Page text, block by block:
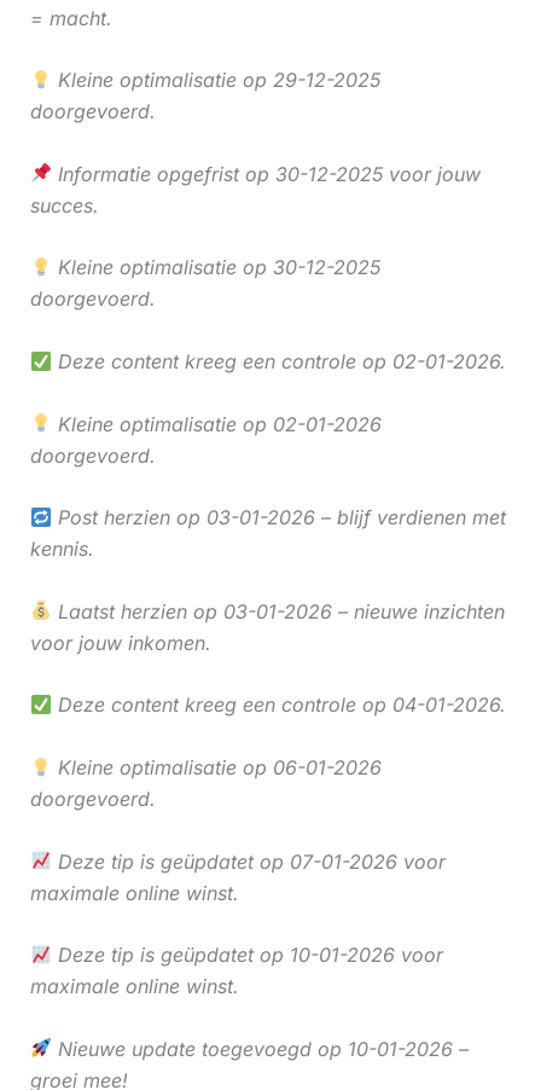
= macht.
Kleine optimalisatie op 29-12-2025
doorgevoerd.
Informatie opgefrist op 30-12-2025 voor jouw
succes.
Kleine optimalisatie op 30-12-2025
doorgevoerd.
Deze content kreeg een controle op 02-01-2026.
Kleine optimalisatie op 02-01-2026
doorgevoerd.
Post herzien op 03-01-2026 – blijf verdienen met
kennis.
Laatst herzien op 03-01-2026 – nieuwe inzichten
voor jouw inkomen.
Deze content kreeg een controle op 04-01-2026.
Kleine optimalisatie op 06-01-2026
doorgevoerd.
Deze tip is geüpdatet op 07-01-2026 voor
maximale online winst.
Deze tip is geüpdatet op 10-01-2026 voor
maximale online winst.
Nieuwe update toegevoegd op 10-01-2026 –
groei mee!